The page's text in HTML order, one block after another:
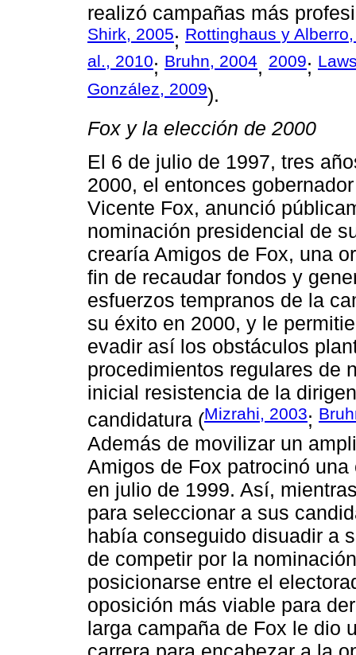
realizó campañas más
Shirk, 2005; Rottinghaus y
al., 2010; Bruhn, 2004, 2009;
González, 2009).
Fox y la elección de 2000
El 6 de julio de 1997, tres
2000, el entonces
Vicente Fox, anunció
nominación presidencial de
crearía Amigos de Fox, una
fin de recaudar fondos y
esfuerzos tempranos de la
su éxito en 2000, y le
evadir así los obstáculos
procedimientos regulares de
inicial resistencia de la
candidatura (Mizrahi, 2003;
Además de movilizar un
Amigos de Fox patrocinó
en julio de 1999. Así,
para seleccionar a sus
había conseguido disuadir a
de competir por la
posicionarse entre el
oposición más viable para
larga campaña de Fox le dio